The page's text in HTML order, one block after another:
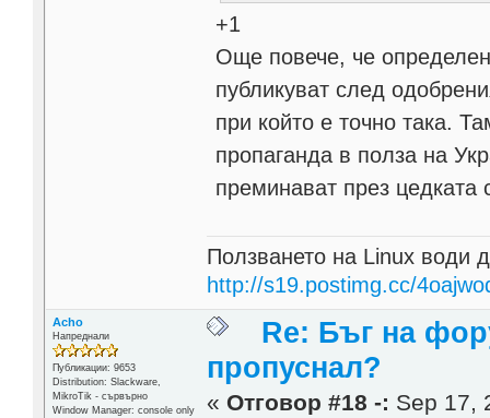
+1
Още повече, че
публикуват след
при който е точно така.
пропаганда в полза на
преминават през цедката
Ползването на Linux води
http://s19.postimg.cc/
Acho
Напреднали
Публикации: 9653
Distribution: Slackware,
MikroTik - сървърно
Window Manager: console only
Re: Бъг на
пропуснал?
« Отговор #18 -: Sep 17,